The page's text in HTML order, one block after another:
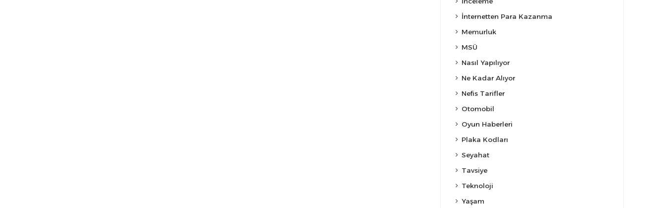
İnternetten Para Kazanma
Memurluk
MSÜ
Nasıl Yapılıyor
Ne Kadar Alıyor
Nefis Tarifler
Otomobil
Oyun Haberleri
Plaka Kodları
Seyahat
Tavsiye
Teknoloji
Yaşam